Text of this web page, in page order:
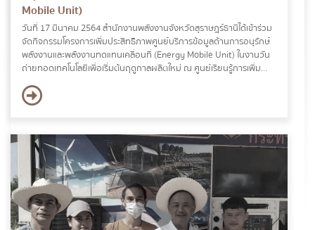
Mobile Unit)
วันที่ 17 มีนาคม 2564 สำนักงานพลังงานจังหวัดสุราษฎร์ธานีได้เข้าร่วม
จัดกิจกรรมโครงการเพิ่มประสิทธิภาพศูนย์บริการข้อมูลด้านการอนุรักษ์
พลังงานและพลังงานทดแทนเคลื่อนที่ (Energy Mobile Unit) ในงานวัน
ถ่ายทอดเทคโนโลยีเพื่อเริ่มต้นฤดูกาลผลิตใหม่ ณ ศูนย์เรียนรู้การเพิ่ม
ประสิทธิภาพการผลิตสินค้าเกษตร ตำบลเขาวง อำเภอบ้านตาขุน จังหวัด
สุราษฎร์ธานี